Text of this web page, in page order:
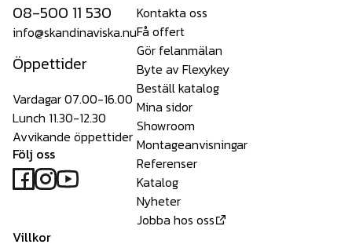
08-500 11 530
info@skandinaviska.nu
Öppettider
Vardagar 07.00-16.00
Lunch 11.30-12.30
Avvikande öppettider
Följ oss
Kontakta oss
Få offert
Gör felanmälan
Byte av Flexykey
Beställ katalog
Mina sidor
Showroom
Montageanvisningar
Referenser
Katalog
Nyheter
Jobba hos oss
Villkor